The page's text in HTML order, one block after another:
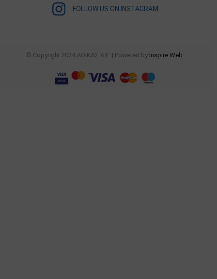
FOLLOW US ON INSTAGRAM
© Copyright 2024 ΔΟΙΚΑΣ Α.Ε. | Powered by Inspire Web